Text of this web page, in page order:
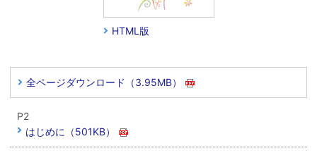
HTML版
全ページダウンロード（3.95MB）
P2
はじめに（501KB）